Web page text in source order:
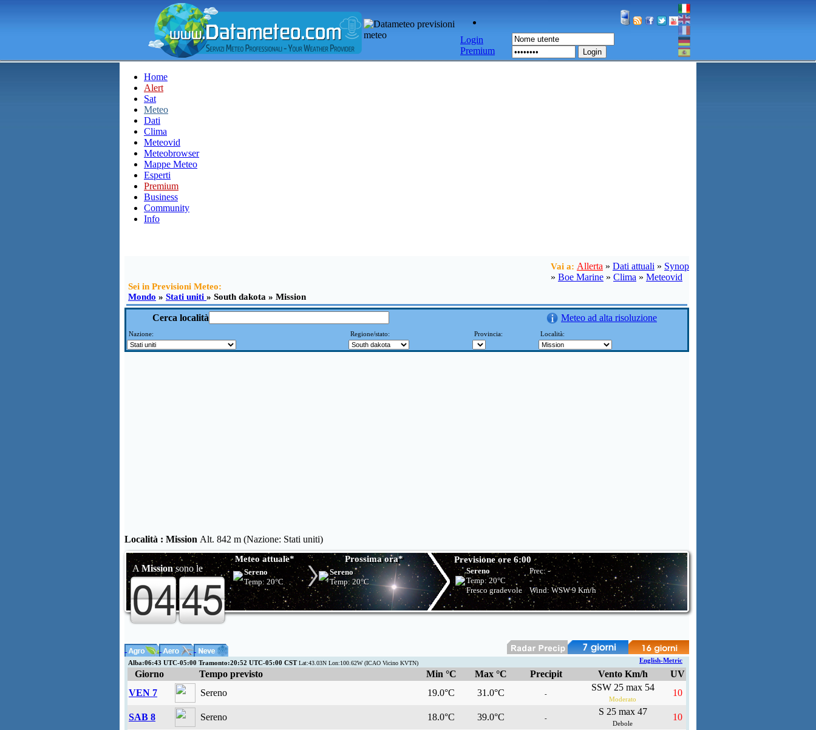
Login
Premium
Login
Home
Alert
Sat
Meteo
Dati
Clima
Meteovid
Meteobrowser
Mappe Meteo
Esperti
Premium
Business
Community
Info
Vai a: Allerta » Dati attuali » Synop
» Boe Marine » Clima » Meteovid
Sei in Previsioni Meteo:
Mondo » Stati uniti » South dakota » Mission
Cerca località Meteo ad alta risoluzione
Nazione: Regione/stato: Provincia: Località:
Località : Mission Alt. 842 m (Nazione: Stati uniti)
AMissionsono le
Meteo attuale* Prossima ora*
Sereno
Temp: 20°C
Sereno
Temp: 20°C
Previsione ore 6:00
Sereno
Temp:20°C
Fresco gradevole
Prec:-
-
Wind: WSW9 Km/h
Alba:06:43 UTC-05:00 Tramonto:20:52 UTC-05:00 CSTLat:43.03N Lon:100.62W (ICAO Vicino KVTN) English-Metric
Giorno Tempo previsto Min °C Max °C Precipit Vento Km/h
UV
VEN 7
Sereno 19.0°C 31.0°C -
SSW 25 max 54
Moderato
10
SAB 8 Sereno 18.0°C 39.0°C -
S 25 max 47
Debole
10